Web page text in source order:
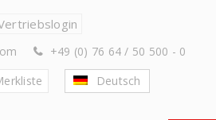
+49 (0) 76 64 / 50 500 - 0
Deutsch